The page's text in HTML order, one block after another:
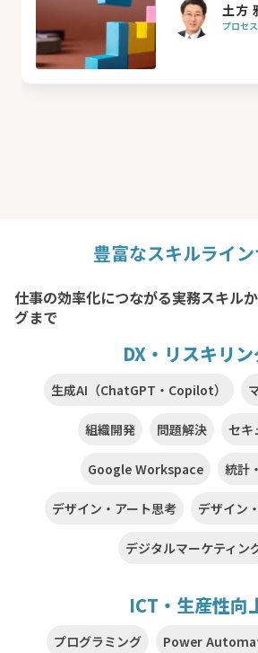
土方
プロセ
豊富なスキルライ
仕事の効率化につながる実務スキル
グまで
DX・リスキリ
生成AI（ChatGPT・Copilot）
組織開発 問題解決 セキ
Google Workspace 統計
デザイン・アート思考 デザイン
デジタルマーケティン
ICT・生産性向
プログラミング Power